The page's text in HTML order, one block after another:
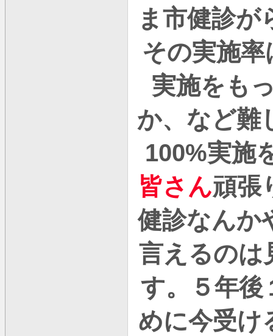
ま市健診が
その実施率
実施をも
か、など難
100%実施
皆さん頑張
健診なんか
言えるのは
す。５年後
めに今受け